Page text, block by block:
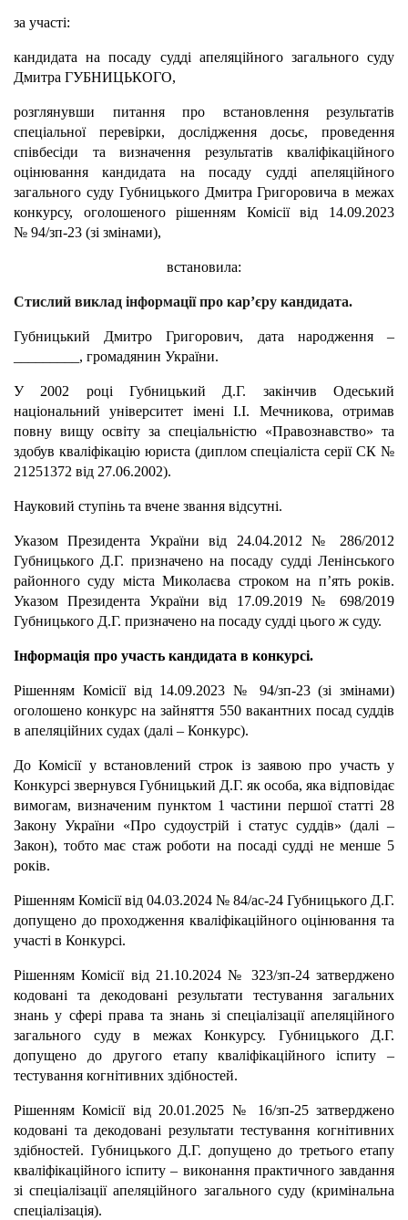
за участі:
кандидата на посаду судді апеляційного загального суду
Дмитра ГУБНИЦЬКОГО,
розглянувши питання про встановлення результатів
спеціальної перевірки, дослідження досьє, проведення
співбесіди та визначення результатів кваліфікаційного
оцінювання кандидата на посаду судді апеляційного
загального суду Губницького Дмитра Григоровича в межах
конкурсу, оголошеного рішенням Комісії від 14.09.2023
№ 94/зп-23 (зі змінами),
встановила:
Стислий виклад інформації про кар’єру кандидата.
Губницький Дмитро Григорович, дата народження –
_________, громадянин України.
У 2002 році Губницький Д.Г. закінчив Одеський
національний університет імені І.І. Мечникова, отримав
повну вищу освіту за спеціальністю «Правознавство» та
здобув кваліфікацію юриста (диплом спеціаліста серії СК №
21251372 від 27.06.2002).
Науковий ступінь та вчене звання відсутні.
Указом Президента України від 24.04.2012 № 286/2012
Губницького Д.Г. призначено на посаду судді Ленінського
районного суду міста Миколаєва строком на п’ять років.
Указом Президента України від 17.09.2019 № 698/2019
Губницького Д.Г. призначено на посаду судді цього ж суду.
Інформація про участь кандидата в конкурсі.
Рішенням Комісії від 14.09.2023 № 94/зп-23 (зі змінами)
оголошено конкурс на зайняття 550 вакантних посад суддів
в апеляційних судах (далі – Конкурс).
До Комісії у встановлений строк із заявою про участь у
Конкурсі звернувся Губницький Д.Г. як особа, яка відповідає
вимогам, визначеним пунктом 1 частини першої статті 28
Закону України «Про судоустрій і статус суддів» (далі –
Закон), тобто має стаж роботи на посаді судді не менше 5
років.
Рішенням Комісії від 04.03.2024 № 84/ас-24 Губницького Д.Г.
допущено до проходження кваліфікаційного оцінювання та
участі в Конкурсі.
Рішенням Комісії від 21.10.2024 № 323/зп-24 затверджено
кодовані та декодовані результати тестування загальних
знань у сфері права та знань зі спеціалізації апеляційного
загального суду в межах Конкурсу. Губницького Д.Г.
допущено до другого етапу кваліфікаційного іспиту –
тестування когнітивних здібностей.
Рішенням Комісії від 20.01.2025 № 16/зп-25 затверджено
кодовані та декодовані результати тестування когнітивних
здібностей. Губницького Д.Г. допущено до третього етапу
кваліфікаційного іспиту – виконання практичного завдання
зі спеціалізації апеляційного загального суду (кримінальна
спеціалізація).